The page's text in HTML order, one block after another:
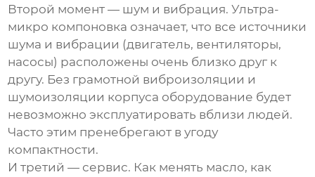
Второй момент — шум и вибрация. Ультра-
микро компоновка означает, что все источники
шума и вибрации (двигатель, вентиляторы,
насосы) расположены очень близко друг к
другу. Без грамотной виброизоляции и
шумоизоляции корпуса оборудование будет
невозможно эксплуатировать вблизи людей.
Часто этим пренебрегают в угоду
компактности.
И третий — сервис. Как менять масло, как